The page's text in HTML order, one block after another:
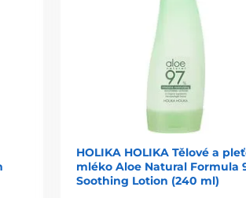
HOLIKA HOLIKA Tělové a
mléko Aloe Natural Formula
Soothing Lotion (240 ml)